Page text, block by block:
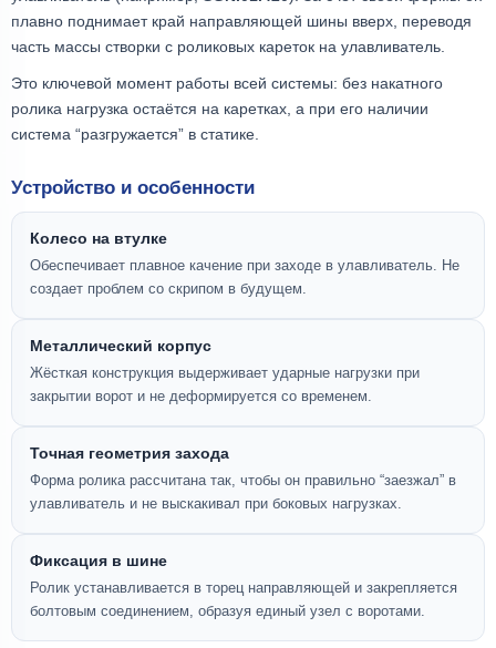
плавно поднимает край направляющей шины вверх, переводя
часть массы створки с роликовых кареток на улавливатель.
Это ключевой момент работы всей системы: без накатного
ролика нагрузка остаётся на каретках, а при его наличии
система “разгружается” в статике.
Устройство и особенности
Колесо на втулке
Обеспечивает плавное качение при заходе в улавливатель. Не
создает проблем со скрипом в будущем.
Металлический корпус
Жёсткая конструкция выдерживает ударные нагрузки при
закрытии ворот и не деформируется со временем.
Точная геометрия захода
Форма ролика рассчитана так, чтобы он правильно “заезжал” в
улавливатель и не выскакивал при боковых нагрузках.
Фиксация в шине
Ролик устанавливается в торец направляющей и закрепляется
болтовым соединением, образуя единый узел с воротами.